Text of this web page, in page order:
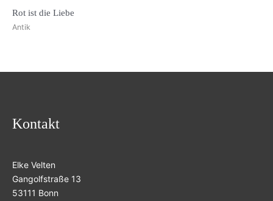
Rot ist die Liebe
Antik
Kontakt
Elke Velten
Gangolfstraße 13
53111 Bonn